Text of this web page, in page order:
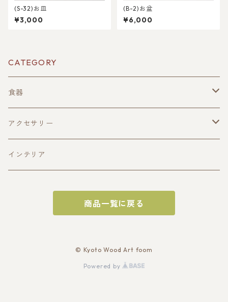
(S-32)お皿
¥3,000
(B-2)お盆
¥6,000
CATEGORY
食器
酒器
ぐい呑み(寄木造)
皿
アクセサリー
ペンダント
インテリア
商品一覧に戻る
© Kyoto Wood Art foom
Powered by